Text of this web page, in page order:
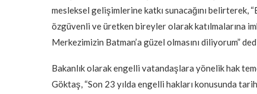
mesleksel gelişimlerine katkı sunacağını belirterek,
özgüvenli ve üretken bireyler olarak katılmalarına
Merkezimizin Batman’a güzel olmasını diliyorum”
Bakanlık olarak engelli vatandaşlara yönelik hak
Göktaş, “Son 23 yılda engelli hakları konusunda